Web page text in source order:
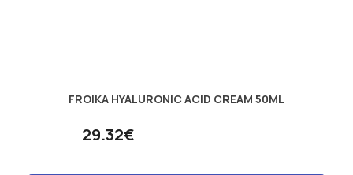
FROIKA HYALURONIC ACID CREAM 50ML
29.32€